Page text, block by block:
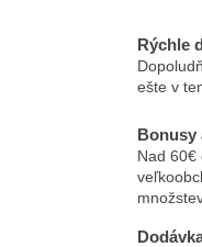
Rýchle
ešte v
Bonusy
Nad 60€